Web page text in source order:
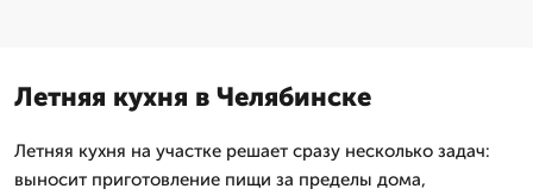
Летняя кухня в Челябинске
Летняя кухня на участке решает сразу несколько задач:
выносит приготовление пищи за пределы дома,